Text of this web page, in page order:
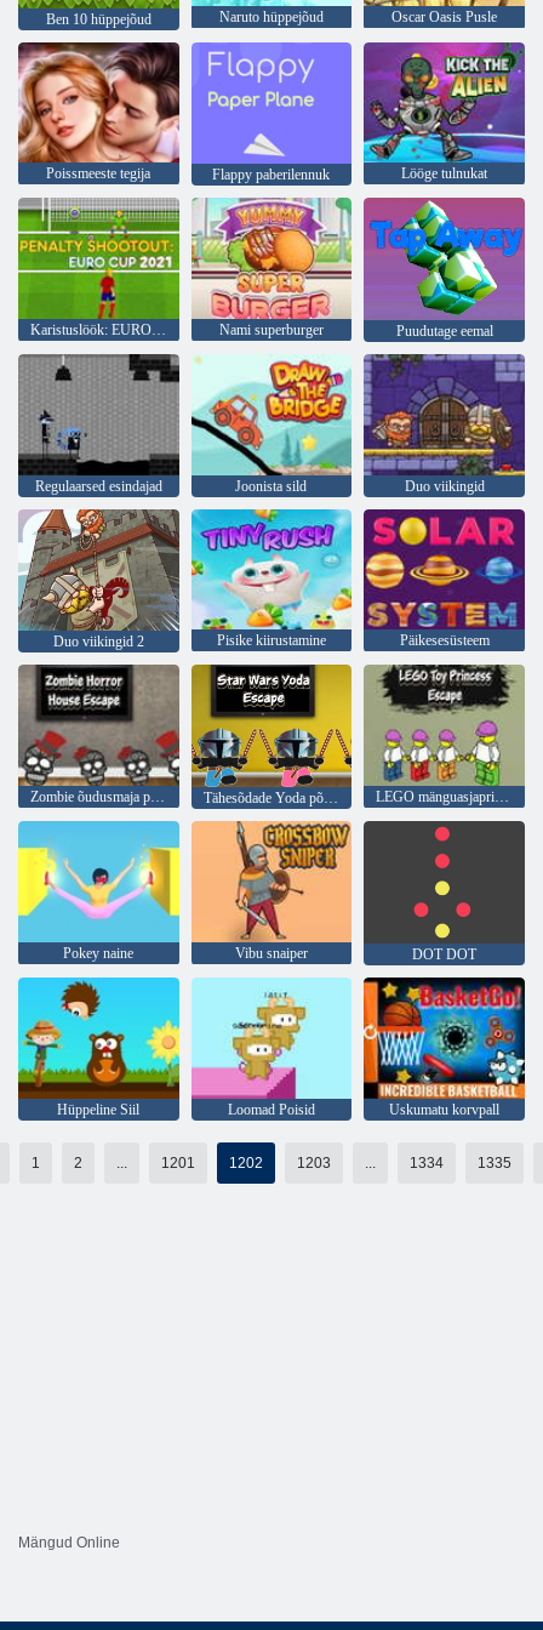
Ben 10 hüppejõud Naruto hüppejõud Oscar Oasis Pusle
Poissmeeste tegija Flappy paberilennuk Lööge tulnukat
Nami superburger Puudutage eemal
Regulaarsed esindajad Joonista sild Duo viikingid
Duo viikingid 2 Pisike kiirustamine Päikesesüsteem
Zombie õudusmaja põgenemine Tähesõdade Yoda põgenemine LEGO mänguasjaprintsessi põgenemine
Pokey naine Vibu snaiper DOT DOT
Hüppeline Siil Loomad Poisid Uskumatu korvpall
1 2 1201 1202 1203 1334 1335
Mängud Online